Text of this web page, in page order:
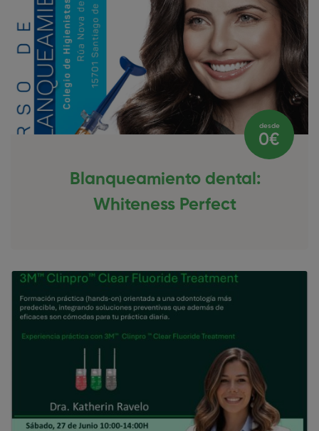
desde
0€
Blanqueamiento dental:
Whiteness Perfect